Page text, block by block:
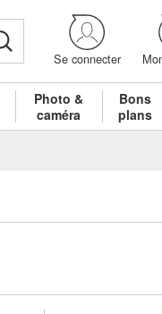
Se connecter
Photo &
caméra
Bons
plans